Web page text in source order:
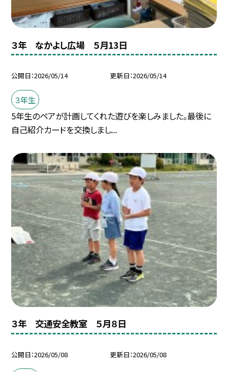
３年 なかよし広場 ５月13日
公開日 2026/05/14 更新日 2026/05/14
３年生
5年生のペアが計画してくれた遊びを楽しみました。最後に
自己紹介カードを交換しまし...
３年 交通安全教室 ５月８日
公開日 2026/05/08 更新日 2026/05/08